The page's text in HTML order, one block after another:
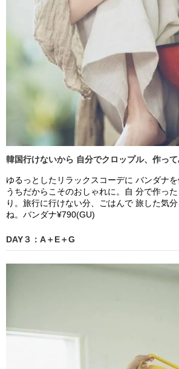
韓国行けないから 自分でクロップル、作って
ゆるっとしたリラックスコーデに バンダナ
うちだからこそのおしゃれに。自 分で作っ
り。旅行に行けない分、ごはんで 旅した気
ね。バンダナ¥790(GU)
DAY３：A＋E＋G